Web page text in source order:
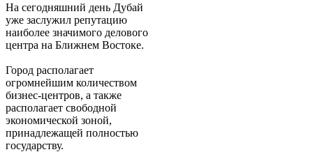
На сегодняшний день Дубай
уже заслужил репутацию
наиболее значимого делового
центра на Ближнем Востоке.
Город располагает
огромнейшим количеством
бизнес-центров, а также
располагает свободной
экономической зоной,
принадлежащей полностью
государству.